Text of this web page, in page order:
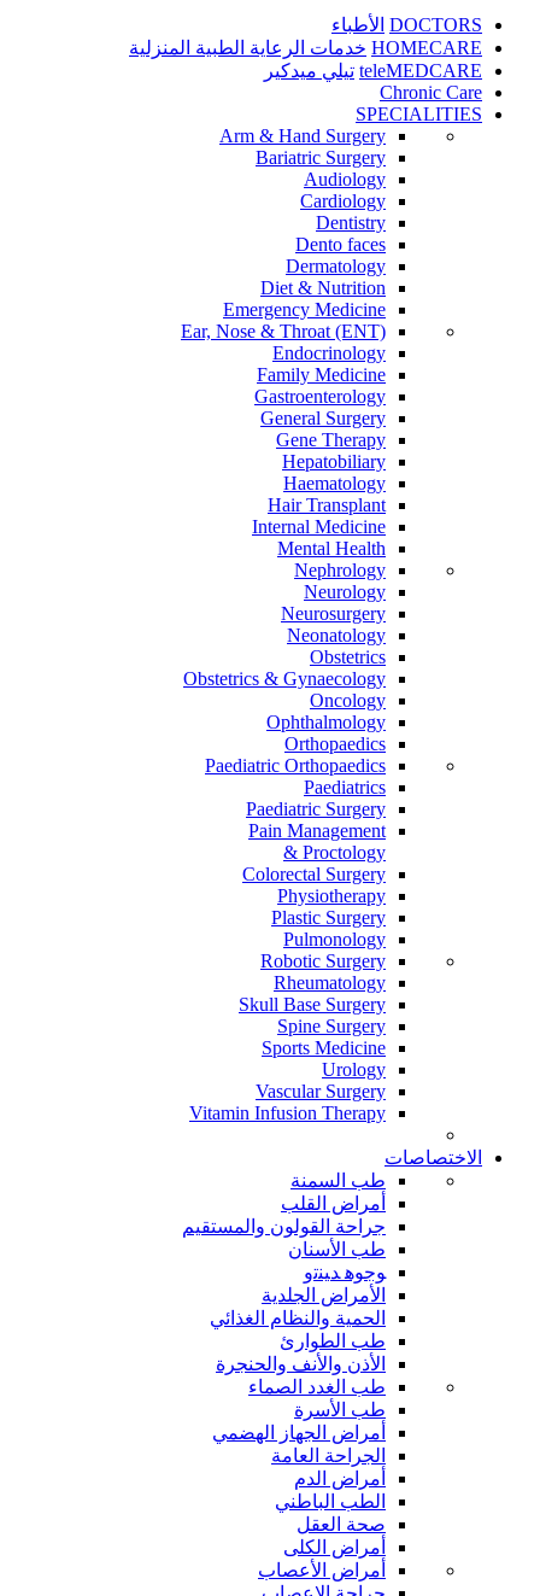
DOCTORS الأطباء
HOMECARE خدمات الرعاية الطبية المنزلية
teleMEDCARE تيلي ميدكير
Chronic Care
SPECIALITIES
Arm & Hand Surgery
Bariatric Surgery
Audiology
Cardiology
Dentistry
Dento faces
Dermatology
Diet & Nutrition
Emergency Medicine
Ear, Nose & Throat (ENT)
Endocrinology
Family Medicine
Gastroenterology
General Surgery
Gene Therapy
Hepatobiliary
Haematology
Hair Transplant
Internal Medicine
Mental Health
Nephrology
Neurology
Neurosurgery
Neonatology
Obstetrics
Obstetrics & Gynaecology
Oncology
Ophthalmology
Orthopaedics
Paediatric Orthopaedics
Paediatrics
Paediatric Surgery
Pain Management
Proctology &
Colorectal Surgery
Physiotherapy
Plastic Surgery
Pulmonology
Robotic Surgery
Rheumatology
Skull Base Surgery
Spine Surgery
Sports Medicine
Urology
Vascular Surgery
Vitamin Infusion Therapy
الاختصاصات
طب السمنة
أمراض القلب
جراحة القولون والمستقيم
طب الأسنان
ﻮﺟﻮﻫ ﺪﻴﻨﺗﻭ
الأمراض الجلدية
الحمية والنظام الغذائي
طب الطوارئ
الأذن والأنف والحنجرة
طب الغدد الصماء
طب الأسرة
أمراض الجهاز الهضمي
الجراحة العامة
أمراض الدم
الطب الباطني
صحة العقل
أمراض الكلى
أمراض الأعصاب